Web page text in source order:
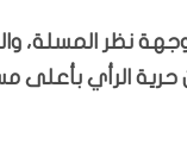
وجهة نظر
الرأي بأعلى